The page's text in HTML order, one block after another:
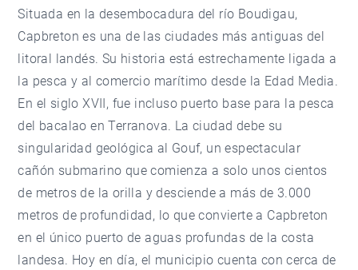
Situada en la desembocadura del río Boudigau,
Capbreton es una de las ciudades más antiguas del
litoral landés. Su historia está estrechamente ligada a
la pesca y al comercio marítimo desde la Edad Media.
En el siglo XVII, fue incluso puerto base para la pesca
del bacalao en Terranova. La ciudad debe su
singularidad geológica al Gouf, un espectacular
cañón submarino que comienza a solo unos cientos
de metros de la orilla y desciende a más de 3.000
metros de profundidad, lo que convierte a Capbreton
en el único puerto de aguas profundas de la costa
landesa. Hoy en día, el municipio cuenta con cerca de